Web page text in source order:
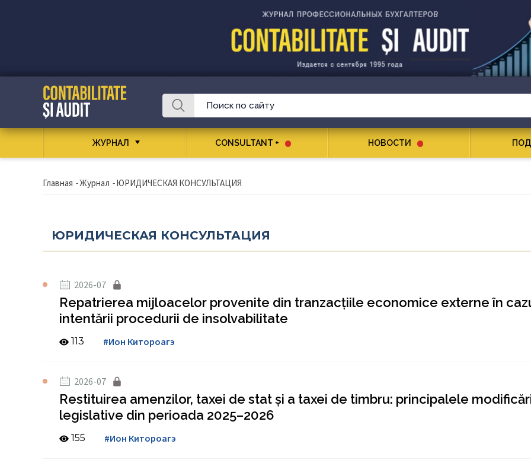
ЖУРНАЛ CONSULTANT + НОВОСТИ
Главная -Журнал -ЮРИДИЧЕСКАЯ КОНСУЛЬТАЦИЯ
ЮРИДИЧЕСКАЯ КОНСУЛЬТАЦИЯ
2026-07
Repatrierea mijloacelor provenite din tranzacțiile economice externe în
intentării procedurii de insolvabilitate
113 #Ион Китороагэ
2026-07
Restituirea amenzilor, taxei de stat și a taxei de timbru: principalele
legislative din perioada 2025–2026
155 #Ион Китороагэ